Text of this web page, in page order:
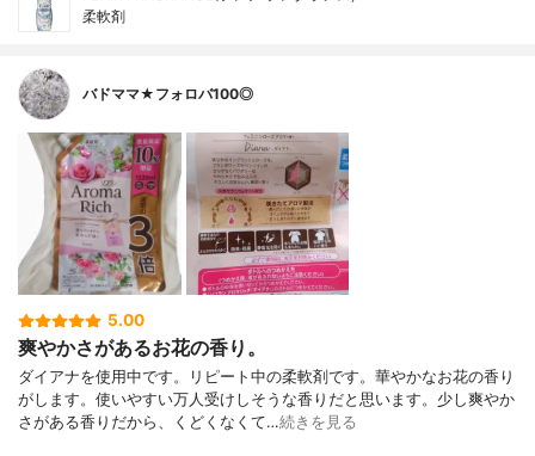
柔軟剤
バドママ★フォロバ100◎
5.00
爽やかさがあるお花の香り。
ダイアナを使用中です。リピート中の柔軟剤です。華やかなお花の香り
がします。使いやすい万人受けしそうな香りだと思います。少し爽やか
さがある香りだから、くどくなくて…続きを見る